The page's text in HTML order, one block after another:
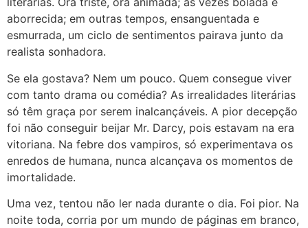
aborrecida; em outras tempos, ensanguentada e
esmurrada, um ciclo de sentimentos pairava junto da
realista sonhadora.
Se ela gostava? Nem um pouco. Quem consegue viver
com tanto drama ou comédia? As irrealidades literárias
só têm graça por serem inalcançáveis. A pior decepção
foi não conseguir beijar Mr. Darcy, pois estavam na era
vitoriana. Na febre dos vampiros, só experimentava os
enredos de humana, nunca alcançava os momentos de
imortalidade.
Uma vez, tentou não ler nada durante o dia. Foi pior. Na
noite toda, corria por um mundo de páginas em branco,